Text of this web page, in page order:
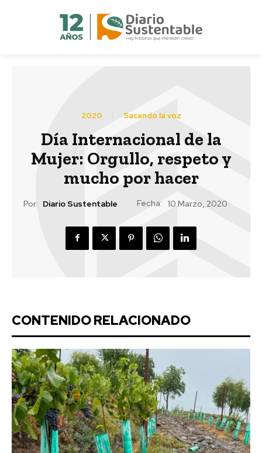
2020 Sacando la voz
Día Internacional de la
Mujer: Orgullo, respeto y
mucho por hacer
Por: Diario Sustentable Fecha: 10 Marzo, 2020
CONTENIDO RELACIONADO